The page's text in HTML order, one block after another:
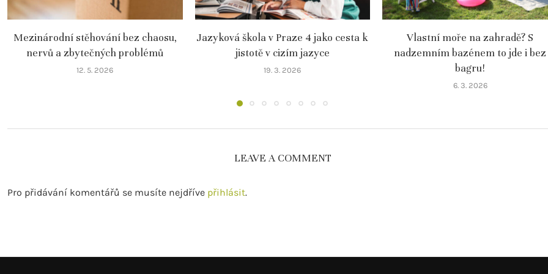
Mezinárodní stěhování bez chaosu,
nervů a zbytečných problémů
12. 5. 2026
Jazyková škola v Praze 4 jako cesta k
jistotě v cizím jazyce
19. 3. 2026
Vlastní moře na zahradě? S
nadzemním bazénem to jde i bez
bagru!
6. 3. 2026
LEAVE A COMMENT
Pro přidávání komentářů se musíte nejdříve přihlásit.